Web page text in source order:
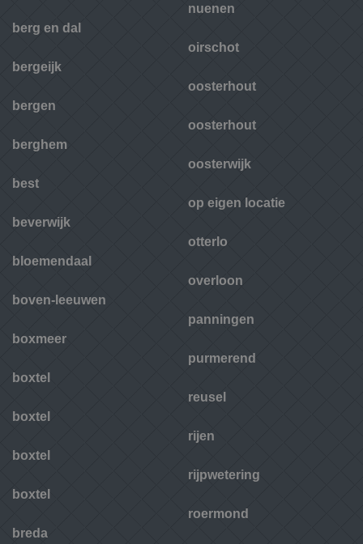
berg en dal
bergeijk
bergen
berghem
best
beverwijk
bloemendaal
boven-leeuwen
boxmeer
boxtel
boxtel
boxtel
boxtel
breda
nuenen
oirschot
oosterhout
oosterhout
oosterwijk
op eigen locatie
otterlo
overloon
panningen
purmerend
reusel
rijen
rijpwetering
roermond